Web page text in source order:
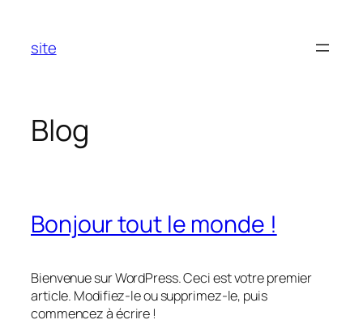
contenu
site
Blog
Bonjour tout le monde !
Bienvenue sur WordPress. Ceci est votre premier
article. Modifiez-le ou supprimez-le, puis
commencez à écrire !